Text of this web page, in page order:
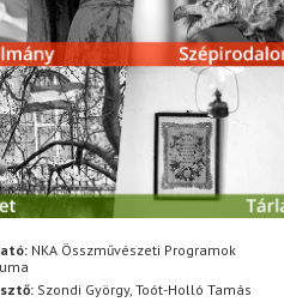
NKA Összművészeti Programok
Szondi György, Toót-Holló Tamás